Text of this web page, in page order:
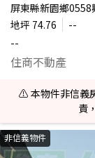
屏東縣新園鄉0558
地坪 74.76
--
--
住商不動產
⚠️ 本物件非信義
責
非信義物件